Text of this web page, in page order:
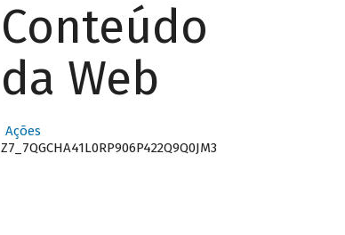
Conteúdo
da Web
Ações
Z7_7QGCHA41L0RP906P422Q9Q0JM3